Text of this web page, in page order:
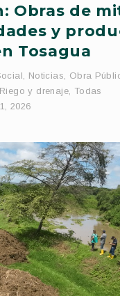
Obras de
y
Tosagua
Noticias Obra
Riego y drenaje, Todas
2026